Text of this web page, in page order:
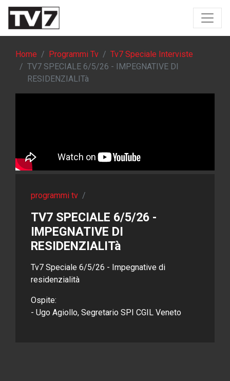
Home Programmi Tv
Tv7 Speciale Interviste
TV7 SPECIALE 6/5/26 - IMPEGNATIVE DI
RESIDENZIALITà
programmi tv /
TV7 SPECIALE 6/5/26 -
IMPEGNATIVE DI
RESIDENZIALITà
Tv7 Speciale 6/5/26 - Impegnative di
residenzialità
Ospite:
​- Ugo Agiollo, Segretario SPI CGIL Veneto